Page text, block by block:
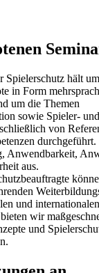
hält
in Form
um die Themen
sowie Spieler-
von
durchgeführt.
Anwendbarkeit,
aus.
und internationalen
wir
und